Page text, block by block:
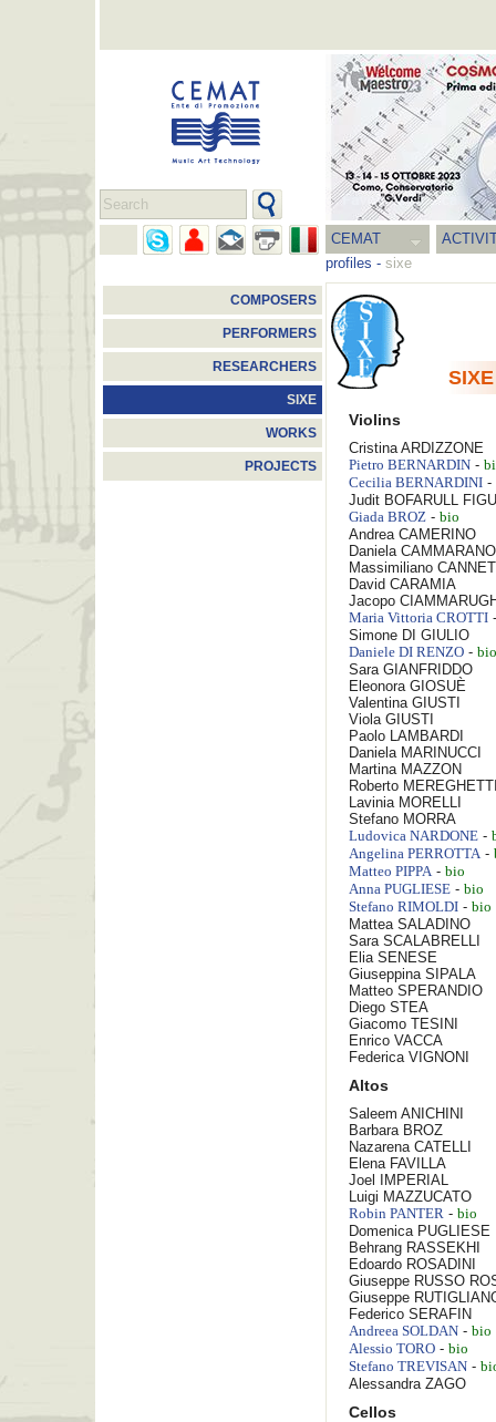
CEMAT
profiles - sixe
COMPOSERS
PERFORMERS
RESEARCHERS
SIXE
WORKS
PROJECTS
SIXE
Violins
CristinaARDIZZONE
Pietro BERNARDIN -
Cecilia BERNARDINI -
Judit BOFARULL
Giada BROZ - bio
Andrea CAMERINO
Daniela CAMMARANO
Massimiliano
David CARAMIA
Jacopo
Maria Vittoria CROTTI
Simone DI GIULIO
Daniele DI RENZO - bio
Sara GIANFRIDDO
Eleonora GIOSUÈ
Valentina GIUSTI
Viola GIUSTI
Paolo LAMBARDI
Daniela MARINUCCI
Martina MAZZON
Roberto
Lavinia MORELLI
Stefano MORRA
Ludovica NARDONE -
Angelina PERROTTA-
Matteo PIPPA- bio
Anna PUGLIESE - bio
Stefano RIMOLDI - bio
Mattea SALADINO
Sara SCALABRELLI
Elia SENESE
Giuseppina SIPALA
Matteo SPERANDIO
Diego STEA
Giacomo TESINI
Enrico VACCA
Federica VIGNONI
Altos
Saleem ANICHINI
Barbara BROZ
Nazarena CATELLI
Elena FAVILLA
Joel
IMPERIAL
Luigi MAZZUCATO
Robin PANTER - bio
Domenica PUGLIESE
Behrang RASSEKHI
Edoardo ROSADINI
Giuseppe RUSSO
Giuseppe
Federico SERAFIN
Andreea SOLDAN - bio
Alessio TORO - bio
Stefano TREVISAN -
Alessandra ZAGO
Cellos